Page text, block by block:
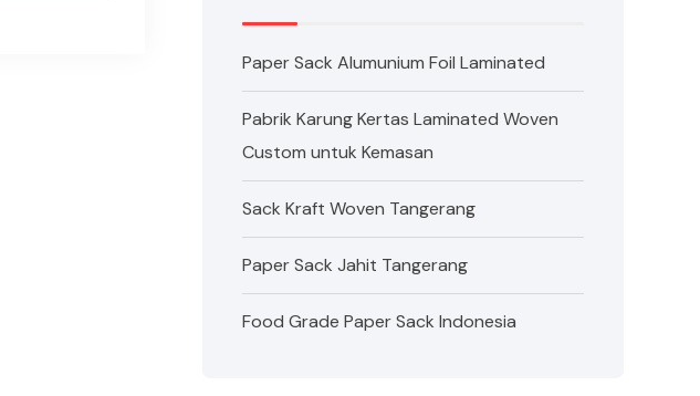
Paper Sack Alumunium Foil Laminated
Pabrik Karung Kertas Laminated Woven
Custom untuk Kemasan
Sack Kraft Woven Tangerang
Paper Sack Jahit Tangerang
Food Grade Paper Sack Indonesia